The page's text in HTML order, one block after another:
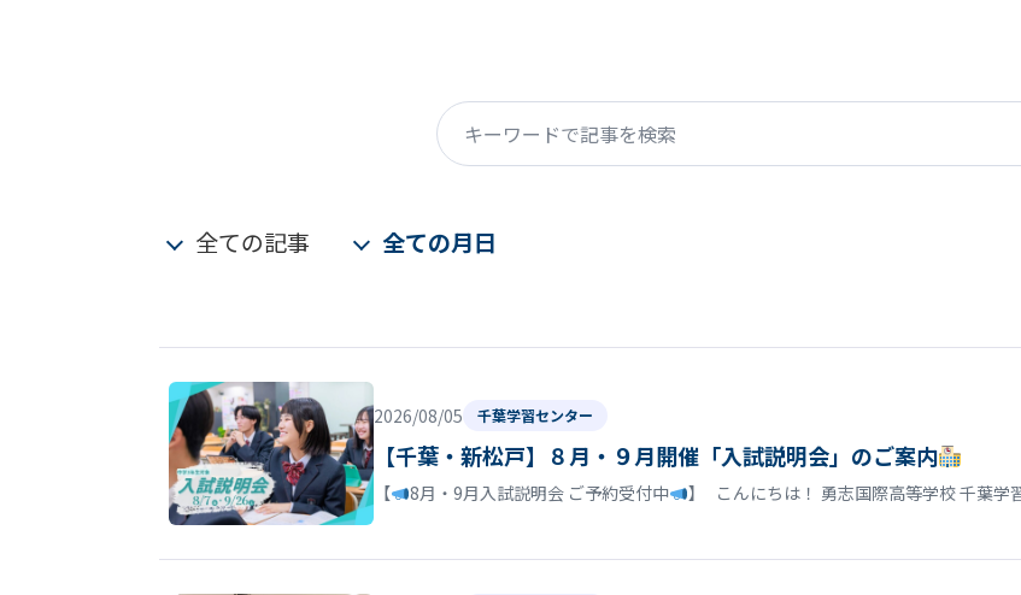
キーワードで記事を検索
全ての記事 全ての月日
2026/08/05 千葉学習センター
【千葉・新松戸】８月・９月開催「入試説明会」のご案内
【 8月・9月入試説明会 ご予約受付中 】 こんにちは！ 勇志国際高等学校 千葉学